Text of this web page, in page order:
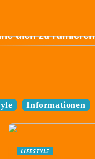
dich zu ruinieren
Informationen
LIFESTYLE